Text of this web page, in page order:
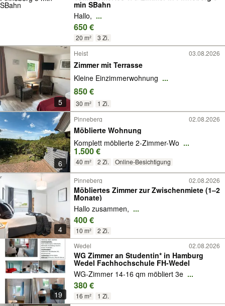
min SBahn
Hallo, ...
650 €
20 m² 3 Zi.
5
Heist 03.08.2026
Zimmer mit Terrasse
Kleine Einzimmerwohnung ...
850 €
30 m² 1 Zi.
6
Pinneberg 02.08.2026
Möblierte Wohnung
Komplett möblierte 2-Zimmer-Wo ...
1.500 €
40 m² 2 Zi. Online-Besichtigung
4
Pinneberg 02.08.2026
Möbliertes Zimmer zur Zwischenmiete (1–2
Monate)
Hallo zusammen, ...
400 €
10 m² 2 Zi.
19
Wedel 02.08.2026
WG Zimmer an Studentin* in Hamburg
Wedel Fachhochschule FH-Wedel
WG-Zimmer 14-16 qm möbliert 3e ...
380 €
16 m² 1 Zi.